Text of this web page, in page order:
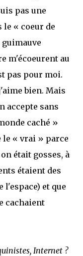
pas une
le « coeur de
m'écoeurent au
pas pour moi.
bien. Mais
accepte sans
caché »
le « vrai » parce
était gosses, à
étaient des
l'espace) et que
cachaient
Internet ?